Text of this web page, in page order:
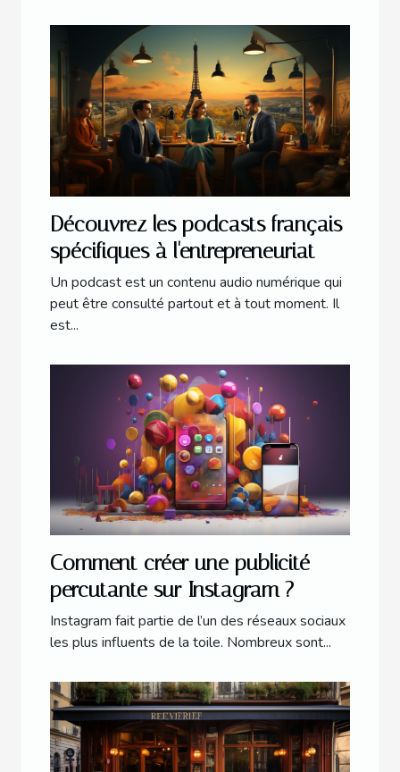
Découvrez les podcasts français
spécifiques à l'entrepreneuriat
Un podcast est un contenu audio numérique qui
peut être consulté partout et à tout moment. Il
est...
Comment créer une publicité
percutante sur Instagram ?
Instagram fait partie de l’un des réseaux sociaux
les plus influents de la toile. Nombreux sont...